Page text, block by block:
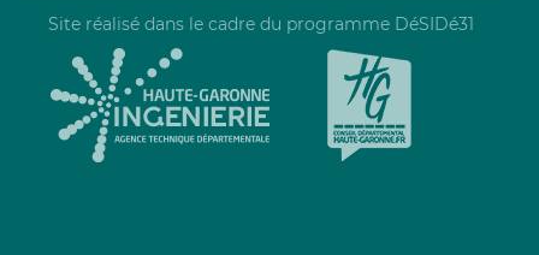
Site réalisé dans le cadre du programme DéSIDé31